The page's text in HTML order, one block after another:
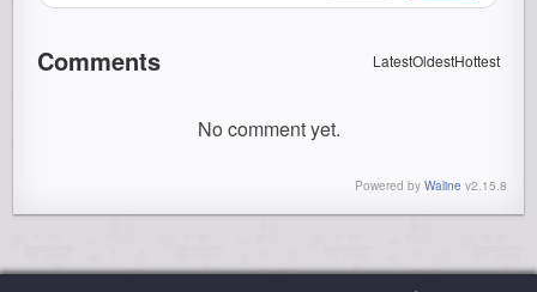
Comments LatestOldestHottest
No comment yet.
Powered by Waline v2.15.8